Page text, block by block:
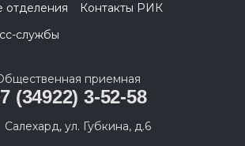
отделения
Контакты РИК
службы
приемная
(34922) 3-52-58
Салехард, ул. Губкина, д.6